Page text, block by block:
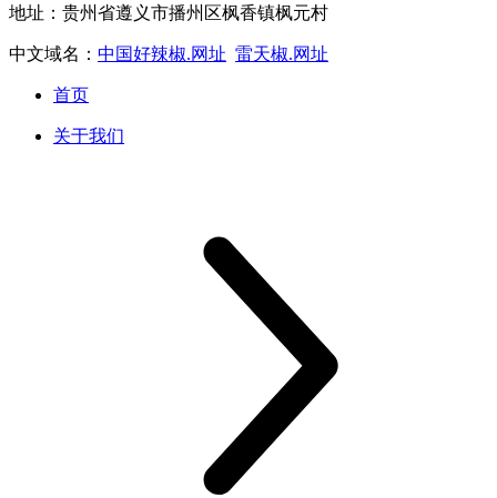
地址：贵州省遵义市播州区枫香镇枫元村
中文域名： 中国好辣椒.网址 雷天椒.网址
首页
关于我们